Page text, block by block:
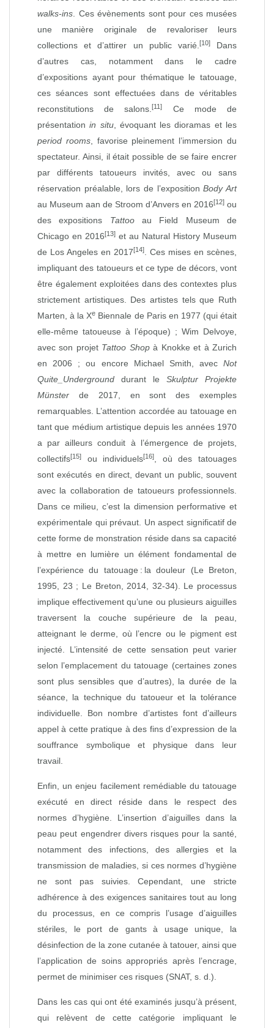
walks‑ins. Ces évènements sont pour ces musées
une manière originale de revaloriser leurs
collections et d’attirer un public varié.[10]Dans
d’autres cas, notamment dans le cadre
d’expositions ayant pour thématique le tatouage,
ces séances sont effectuées dans de véritables
reconstitutions de salons.[11]
Ce mode de
présentationin situ, évoquant les dioramas et les
period rooms, favorise pleinement l’immersion du
spectateur. Ainsi, il était possible de se faire encrer
par différents tatoueurs invités, avec ou sans
réservation préalable, lors de l’expositionBody Art
au Museum aan de Stroom d’Anvers en 2016[12] ou
des expositions Tattooau Field Museum de
Chicago en 2016[13] et au Natural History Museum
de Los Angeles en 2017[14]. Ces mises en scènes,
impliquant des tatoueurs et ce type de décors, vont
être également exploitées dans des contextes plus
strictement artistiques. Des artistes tels que Ruth
Marten, à la Xe Biennale de Paris en 1977 (qui était
elle‑même tatoueuse à l’époque) ; Wim Delvoye,
avec son projet Tattoo Shopà Knokke et à Zurich
en 2006 ; ou encore Michael Smith, avec Not
Quite_Underground durant le Skulptur Projekte
Münster de 2017, en sont des exemples
remarquables. L’attention accordée au tatouage en
tant que médium artistique depuis les années 1970
a par ailleurs conduit à l’émergence de projets,
collectifs[15] ou individuels[16], où des tatouages
sont exécutés en direct, devant un public, souvent
avec la collaboration de tatoueurs professionnels.
Dans ce milieu, c’est la dimension performative et
expérimentale qui prévaut. Un aspect significatif de
cette forme de monstration réside dans sa capacité
à mettre en lumière un élément fondamental de
l’expérience du tatouage : la douleur (Le Breton,
1995, 23 ; Le Breton, 2014, 32‑34). Le processus
implique effectivement qu’une ou plusieurs aiguilles
traversent la couche supérieure de la peau,
atteignant le derme, où l’encre ou le pigment est
injecté. L’intensité de cette sensation peut varier
selon l’emplacement du tatouage (certaines zones
sont plus sensibles que d’autres), la durée de la
séance, la technique du tatoueur et la tolérance
individuelle. Bon nombre d’artistes font d’ailleurs
appel à cette pratique à des fins d’expression de la
souffrance symbolique et physique dans leur
travail.
Enfin, un enjeu facilement remédiable du tatouage
exécuté en direct réside dans le respect des
normes d’hygiène. L’insertion d’aiguilles dans la
peau peut engendrer divers risques pour la santé,
notamment des infections, des allergies et la
transmission de maladies, si ces normes d’hygiène
ne sont pas suivies. Cependant, une stricte
adhérence à des exigences sanitaires tout au long
du processus, en ce compris l’usage d’aiguilles
stériles, le port de gants à usage unique, la
désinfection de la zone cutanée à tatouer, ainsi que
l’application de soins appropriés après l’encrage,
permet de minimiser ces risques (SNAT, s. d.).
Dans les cas qui ont été examinés jusqu’à présent,
qui relèvent de cette catégorie impliquant le